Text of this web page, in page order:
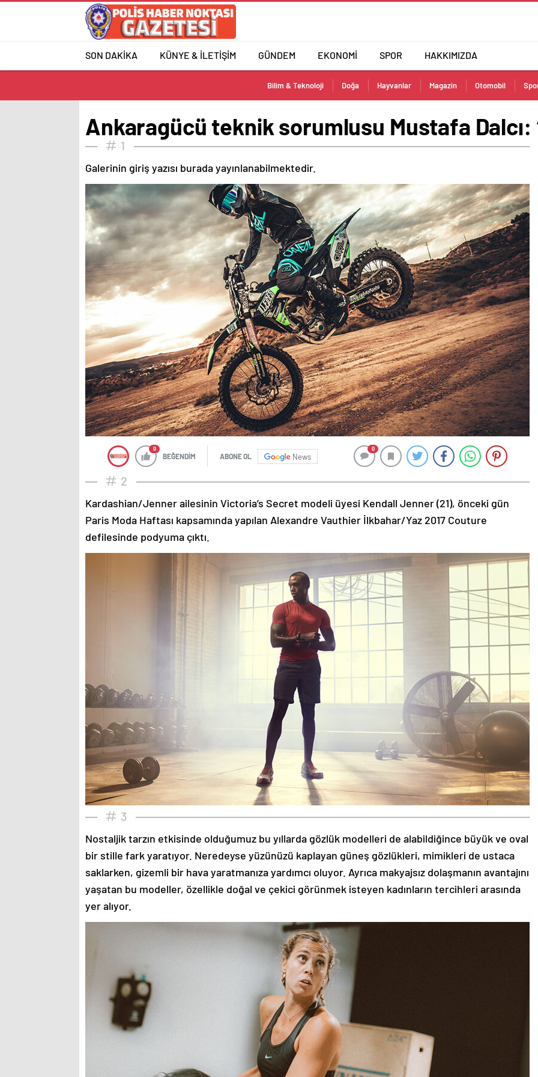
SON DAKİKA KÜNYE & İLETİŞİM GÜNDEM EKONOMİ SPOR HAKKIMIZDA
Bilim & Teknoloji Doğa Hayvanlar Magazin Otomobil
Ankaragücü teknik sorumlusu Mustafa Dalcı:
1
Galerinin giriş yazısı burada yayınlanabilmektedir.
0
BEĞENDİM ABONE OL News
0
2
Kardashian/Jenner ailesinin Victoria’s Secret modeli üyesi Kendall Jenner (21), önceki gün
Paris Moda Haftası kapsamında yapılan Alexandre Vauthier İlkbahar/Yaz 2017 Couture
defilesinde podyuma çıktı.
3
Nostaljik tarzın etkisinde olduğumuz bu yıllarda gözlük modelleri de alabildiğince büyük ve oval
bir stille fark yaratıyor. Neredeyse yüzünüzü kaplayan güneş gözlükleri, mimikleri de ustaca
saklarken, gizemli bir hava yaratmanıza yardımcı oluyor. Ayrıca makyajsız dolaşmanın avantajını
yaşatan bu modeller, özellikle doğal ve çekici görünmek isteyen kadınların tercihleri arasında
yer alıyor.